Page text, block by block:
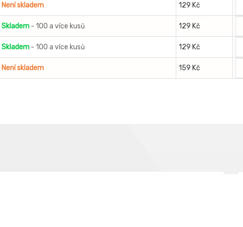
Není skladem 129 Kč
Skladem - 100 a více kusů 129 Kč
Skladem - 100 a více kusů 129 Kč
Není skladem 159 Kč